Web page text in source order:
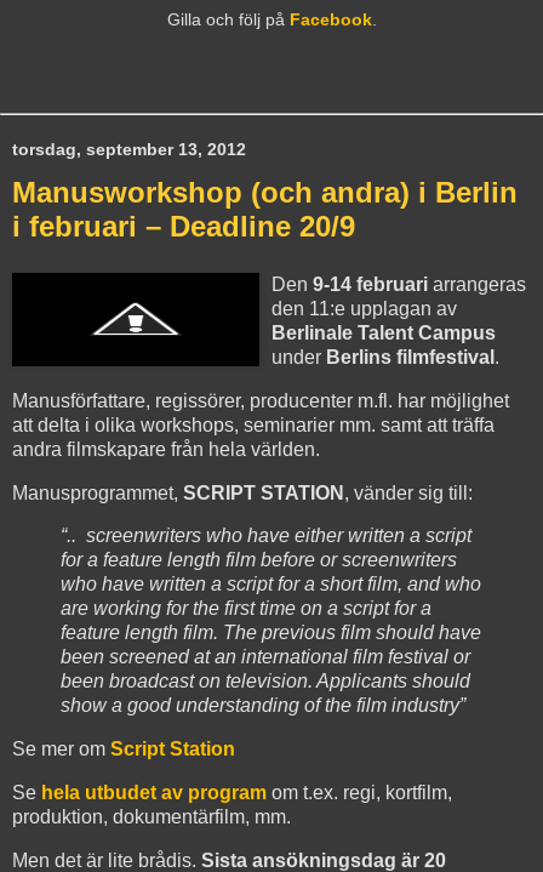
Gilla och följ på Facebook.
torsdag, september 13, 2012
Manusworkshop (och andra) i Berlin
i februari – Deadline 20/9
Den 9-14 februari arrangeras
den 11:e upplagan av
Berlinale Talent Campus
under Berlins filmfestival .
Manusförfattare, regissörer, producenter m.fl. har möjlighet
att delta i olika workshops, seminarier mm. samt att träffa
andra filmskapare från hela världen.
Manusprogrammet, SCRIPT STATION , vänder sig till:
“.. screenwriters who have either written a script
for a feature length film before or screenwriters
who have written a script for a short film, and who
are working for the first time on a script for a
feature length film. The previous film should have
been screened at an international film festival or
been broadcast on television. Applicants should
show a good understanding of the film industry”
Se mer om Script Station
Se hela utbudet av program om t.ex. regi, kortfilm,
produktion, dokumentärfilm, mm.
Men det är lite brådis. Sista ansökningsdag är 20